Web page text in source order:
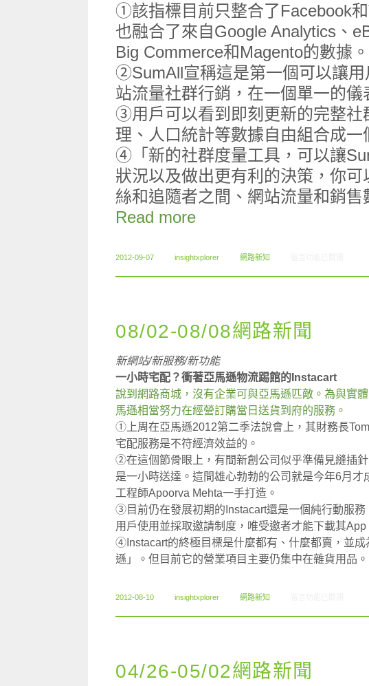
①該指標目前只整合了Facebook
也融合了來自Google Analytics、
Big Commerce和Magento的數據。
②SumAll宣稱這是第一個可以讓用
站流量社群行銷，在一個單一的儀
③用戶可以看到即刻更新的完整社
理、人口統計等數據自由組合成一
④「新的社群度量工具，可以讓
狀況以及做出更有利的決策，你
絲和追隨者之間、網站流量和銷售
Read more
2012-09-07 insightxplorer 網路新知
08/02-08/08網路新聞
新網站/新服務/新功能
一小時宅配？衝著亞馬遜物流踢館的Instacart
說到網路商城，沒有企業可與亞馬遜匹敵。為與實
馬遜相當努力在經營訂購當日送貨到府的服務。
①上周在亞馬遜2012第二季法說會上，其財務長
宅配服務是不符經濟效益的。
②在這個節骨眼上，有間新創公司似乎準備見縫插
是一小時送達。這間雄心勃勃的公司就是今年6月才
工程師Apoorva Mehta一手打造。
③目前仍在發展初期的Instacart還是一個純行動服
用戶使用並採取邀請制度，唯受邀者才能下載其App
④Instacart的終極目標是什麼都有、什麼都賣，並
遜」。但目前它的營業項目主要仍集中在雜貨用品。
2012-08-10 insightxplorer 網路新知
04/26-05/02網路新聞